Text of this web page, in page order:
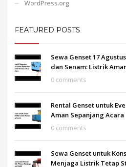
WordPress.org
FEATURED POSTS
Sewa Genset 17
dan Senam: Listrik
0 comments
Rental Genset untuk
Aman Sepanjang Acara
0 comments
Sewa Genset untuk
Menjaga Listrik Tetap